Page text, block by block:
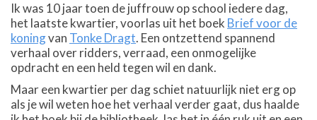
Ik was 10 jaar toen de juffrouw op school iedere dag,
het laatste kwartier, voorlas uit het boek Brief voor de
koningvan Tonke Dragt. Een ontzettend spannend
verhaal over ridders, verraad, een onmogelijke
opdracht en een held tegen wil en dank.
Maar een kwartier per dag schiet natuurlijk niet erg op
als je wil weten hoe het verhaal verder gaat, dus haalde